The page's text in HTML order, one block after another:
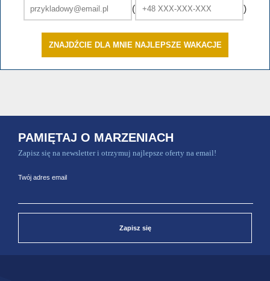
( )
ZNAJDŹCIE DLA MNIE NAJLEPSZE WAKACJE
PAMIĘTAJ O MARZENIACH
Zapisz się na newsletter i otrzymuj najlepsze oferty na email!
Twój adres email
Zapisz się